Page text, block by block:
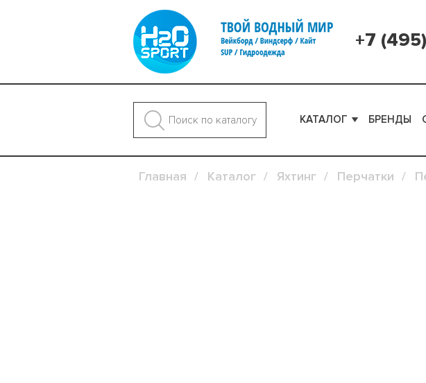
+7
КАТАЛОГ БРЕНДЫ
Главная Каталог Яхтинг Перчатки